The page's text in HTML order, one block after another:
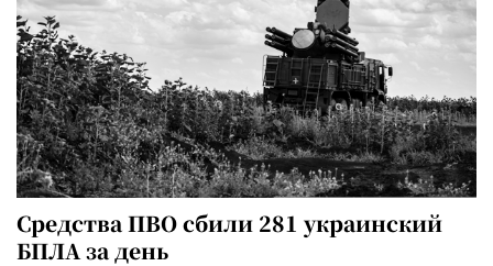
Средства ПВО сбили 281 украинский
БПЛА за день